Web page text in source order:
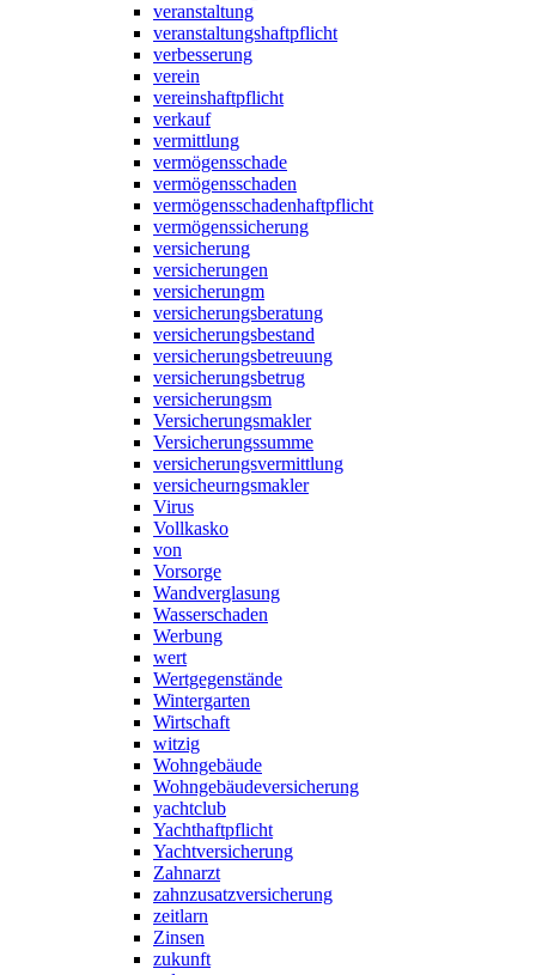
veranstaltung
veranstaltungshaftpflicht
verbesserung
verein
vereinshaftpflicht
verkauf
vermittlung
vermögensschade
vermögensschaden
vermögensschadenhaftpflicht
vermögenssicherung
versicherung
versicherungen
versicherungm
versicherungsberatung
versicherungsbestand
versicherungsbetreuung
versicherungsbetrug
versicherungsm
Versicherungsmakler
Versicherungssumme
versicherungsvermittlung
versicheurngsmakler
Virus
Vollkasko
von
Vorsorge
Wandverglasung
Wasserschaden
Werbung
wert
Wertgegenstände
Wintergarten
Wirtschaft
witzig
Wohngebäude
Wohngebäudeversicherung
yachtclub
Yachthaftpflicht
Yachtversicherung
Zahnarzt
zahnzusatzversicherung
zeitlarn
Zinsen
zukunft